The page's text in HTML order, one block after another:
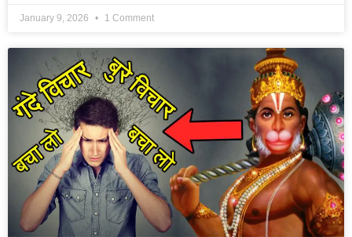
January 9, 2026 1 Comment